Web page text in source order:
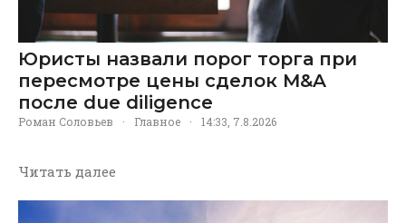
Юристы назвали порог торга при
пересмотре цены сделок M&A
после due diligence
Роман Соловьев · Главное · 14:33, 7.8.2026
Читать далее